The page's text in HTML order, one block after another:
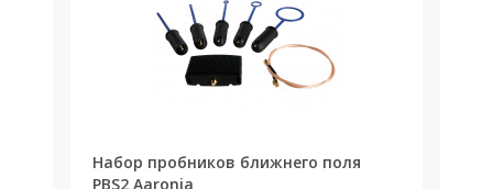
Набор пробников ближнего поля
PBS2 Aaronia